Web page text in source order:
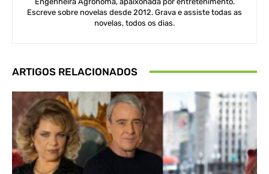
Escreve sobre novelas desde 2012. Grava e assiste todas as
novelas, todos os dias.
ARTIGOS RELACIONADOS